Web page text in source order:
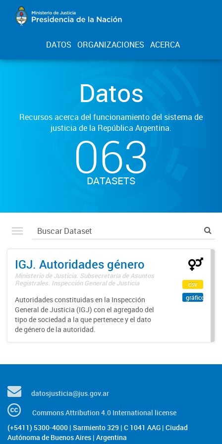
DATOS ORGANIZACIONES ACERCA
Datos
Recursos acerca del funcionamiento del sistema de
justicia de la República Argentina.
063
DATASETS
IGJ. Autoridades género
Ministerio de Justicia. Subsecretaría de Asuntos
Registrales. Inspección General de Justicia
Autoridades constituidas en la Inspección
General de Justicia (IGJ) con el agregado del
tipo de sociedad a la que pertenece y el dato
de género de la autoridad.
csv
gráfico
datosjusticia@jus.gov.ar
Commons Attribution 4.0 International license
(+5411) 5300-4000 | Sarmiento 329 | C 1041 AAG | Ciudad
Autónoma de Buenos Aires | Argentina